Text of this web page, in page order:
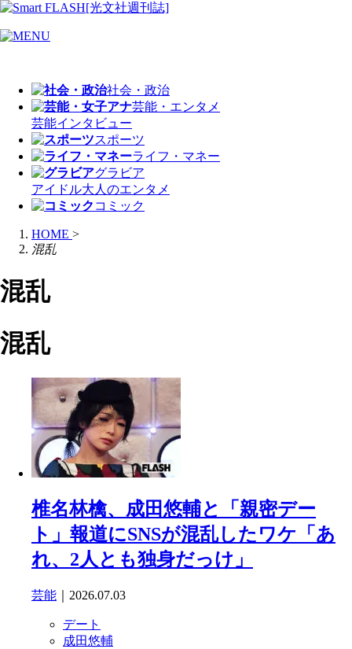
社会・政治
芸能・エンタメ
芸能インタビュー
スポーツ
ライフ・マネー
グラビア
アイドル大人のエンタメ
コミック
HOME >
混乱
混乱
混乱
椎名林檎、成田悠輔と「親密デー
ト」報道にSNSが混乱したワケ「あ
れ、2人とも独身だっけ」
芸能 ｜2026.07.03
デート
成田悠輔